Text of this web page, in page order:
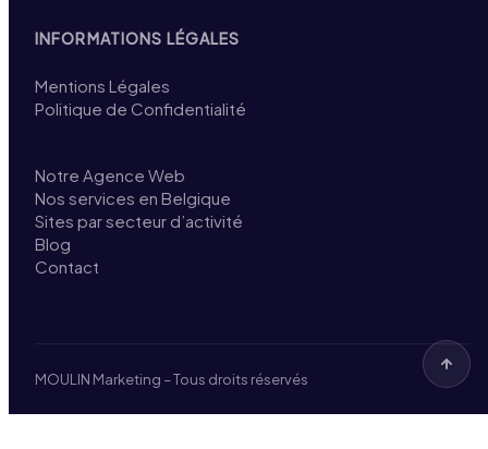
INFORMATIONS LÉGALES
Mentions Légales
Politique de Confidentialité
Notre Agence Web
Nos services en Belgique
Sites par secteur d’activité
Blog
Contact
MOULIN Marketing – Tous droits réservés